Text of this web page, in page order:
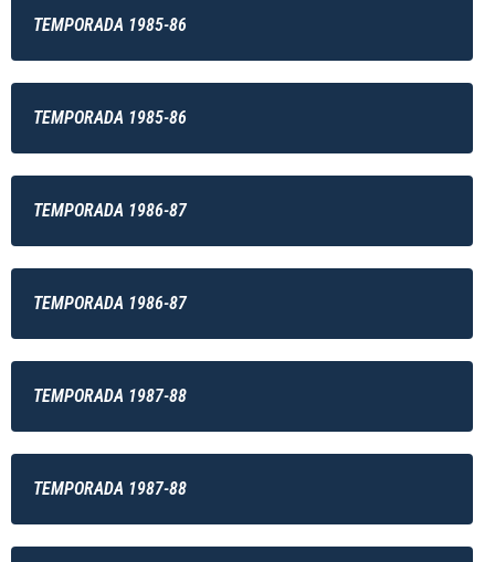
TEMPORADA 1985-86
TEMPORADA 1985-86
TEMPORADA 1986-87
TEMPORADA 1986-87
TEMPORADA 1987-88
TEMPORADA 1987-88